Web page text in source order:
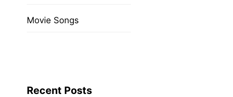
Movie Songs
Recent Posts